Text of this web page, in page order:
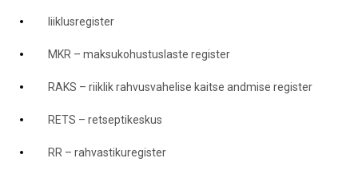
liiklusregister
MKR – maksukohustuslaste register
RAKS – riiklik rahvusvahelise kaitse andmise register
RETS – retseptikeskus
RR – rahvastikuregister